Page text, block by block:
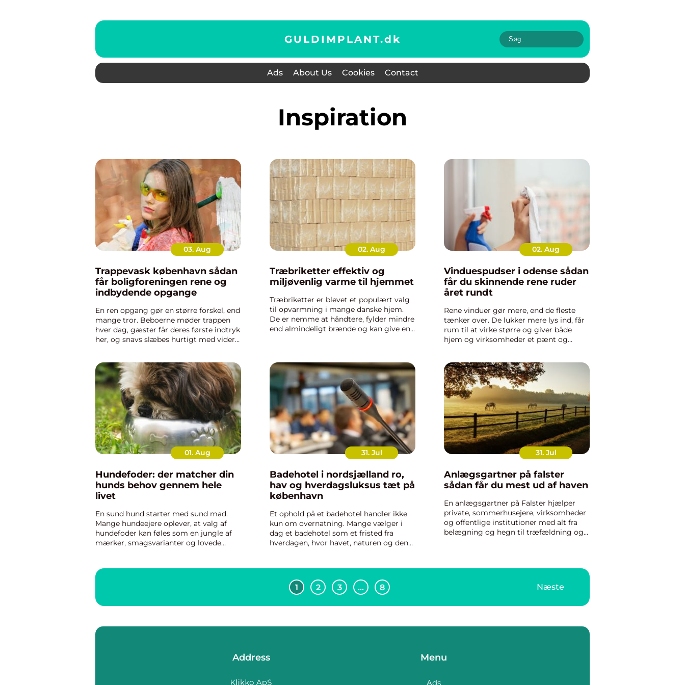
GULDIMPLANT.dk
Ads About Us Cookies Contact
inspiration
03. Aug
Trappevask københavn sådan
får boligforeningen rene og
indbydende opgange
En ren opgang gør en større forskel, end
mange tror. Beboerne møder trappen
hver dag, gæster får deres første indtryk
her, og snavs slæbes hurtigt med videre
boligforeninger og ejendomm...
02. Aug
Træbriketter effektiv og
miljøvenlig varme til hjemmet
Træbriketter er blevet et populært valg
til opvarmning i mange danske hjem.
De er nemme at håndtere, fylder mindre
end almindeligt brænde og kan give en
02. Aug
Vinduespudser i odense sådan
får du skinnende rene ruder
året rundt
Rene vinduer gør mere, end de fleste
tænker over. De lukker mere lys ind, får
rum til at virke større og giver både
hjem og virksomheder et pænt og
Vinduespudser Odense, ford...
01. Aug
Hundefoder: der matcher din
hunds behov gennem hele
livet
En sund hund starter med sund mad.
Mange hundeejere oplever, at valg af
hundefoder kan føles som en jungle af
mærker, smagsvarianter og lovede
kvali...
31. Jul
Badehotel i nordsjælland ro,
hav og hverdagsluksus tæt på
københavn
Et ophold på et badehotel handler ikke
kun om overnatning. Mange vælger i
dag et badehotel som et fristed fra
hverdagen, hvor havet, naturen og den
31. Jul
Anlægsgartner på falster
sådan får du mest ud af haven
En anlægsgartner på Falster hjælper
private, sommerhusejere, virksomheder
og offentlige institutioner med alt fra
belægning og hegn til træfældning og
1 2 3 … 8 Næste
Address Menu
Ads